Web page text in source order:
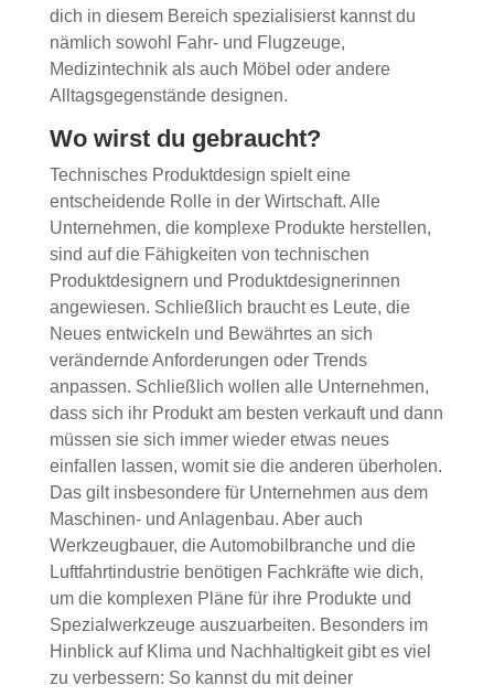
dich in diesem Bereich spezialisierst kannst du
nämlich sowohl Fahr- und Flugzeuge,
Medizintechnik als auch Möbel oder andere
Alltagsgegenstände designen.
Wo wirst du gebraucht?
Technisches Produktdesign spielt eine
entscheidende Rolle in der Wirtschaft. Alle
Unternehmen, die komplexe Produkte herstellen,
sind auf die Fähigkeiten von technischen
Produktdesignern und Produktdesignerinnen
angewiesen. Schließlich braucht es Leute, die
Neues entwickeln und Bewährtes an sich
verändernde Anforderungen oder Trends
anpassen. Schließlich wollen alle Unternehmen,
dass sich ihr Produkt am besten verkauft und dann
müssen sie sich immer wieder etwas neues
einfallen lassen, womit sie die anderen überholen.
Das gilt insbesondere für Unternehmen aus dem
Maschinen- und Anlagenbau. Aber auch
Werkzeugbauer, die Automobilbranche und die
Luftfahrtindustrie benötigen Fachkräfte wie dich,
um die komplexen Pläne für ihre Produkte und
Spezialwerkzeuge auszuarbeiten. Besonders im
Hinblick auf Klima und Nachhaltigkeit gibt es viel
zu verbessern: So kannst du mit deiner